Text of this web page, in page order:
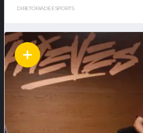
DIRETORIADEESPORTS